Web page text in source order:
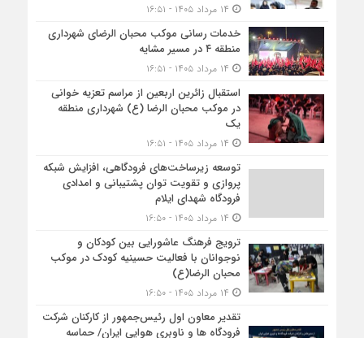
خدمات رسانی موکب محبان الرضای شهرداری
منطقه ۴ در مسیر مشایه
استقبال زائرین اربعین از مراسم تعزیه خوانی
در موکب محبان الرضا (ع) شهرداری منطقه
یک
توسعه زیرساخت‌های فرودگاهی، افزایش شبکه
پروازی و تقویت توان پشتیبانی و امدادی
فرودگاه شهدای ایلام
ترویج فرهنگ عاشورایی بین کودکان و
نوجوانان با فعالیت حسینیه کودک در موکب
محبان الرضا(ع)
تقدیر معاون اول رئیس‌جمهور از کارکنان شرکت
فرودگاه ها و ناوبری هوایی ایران/ حماسه